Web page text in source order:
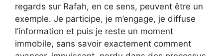
regards sur Rafah, en ce sens, peuvent être un
exemple. Je participe, je m’engage, je diffuse
l’information et puis je reste un moment
immobile, sans savoir exactement comment